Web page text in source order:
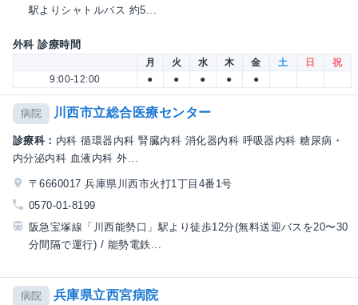
駅よりシャトルバス 約5...
外科 診療時間
月 火 水 木 金 土 日
祝
9:00-12:00
● ● ● ● ●
病院 川西市立総合医療センター
診療科： 内科 循環器内科 腎臓内科 消化器内科 呼吸器内科 糖尿病・
内分泌内科 血液内科 外...
〒6660017 兵庫県川西市火打1丁目4番1号
0570-01-8199
阪急宝塚線「川西能勢口」駅より徒歩12分(無料送迎バスを20〜30
分間隔で運行) / 能勢電鉄...
病院 兵庫県立西宮病院